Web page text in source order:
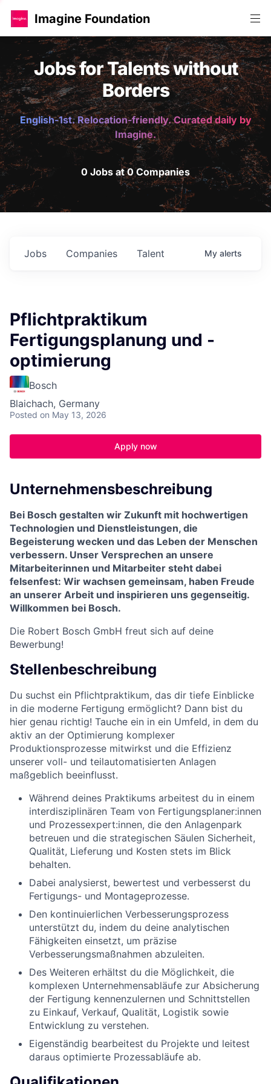
Imagine Foundation
Jobs for Talents without
Borders
English-1st. Relocation-friendly. Curated daily by
Imagine.
0 Jobs at 0 Companies
Jobs Companies Talent My alerts
Pflichtpraktikum
Fertigungsplanung und -
optimierung
Bosch
Blaichach, Germany
Posted on May 13, 2026
Apply now
Unternehmensbeschreibung
Bei Bosch gestalten wir Zukunft mit hochwertigen
Technologien und Dienstleistungen, die
Begeisterung wecken und das Leben der Menschen
verbessern. Unser Versprechen an unsere
Mitarbeiterinnen und Mitarbeiter steht dabei
felsenfest: Wir wachsen gemeinsam, haben Freude
an unserer Arbeit und inspirieren uns gegenseitig.
Willkommen bei Bosch.
Die Robert Bosch GmbH freut sich auf deine
Bewerbung!
Stellenbeschreibung
Du suchst ein Pflichtpraktikum, das dir tiefe Einblicke
in die moderne Fertigung ermöglicht? Dann bist du
hier genau richtig! Tauche ein in ein Umfeld, in dem du
aktiv an der Optimierung komplexer
Produktionsprozesse mitwirkst und die Effizienz
unserer voll- und teilautomatisierten Anlagen
maßgeblich beeinflusst.
Während deines Praktikums arbeitest du in einem
interdisziplinären Team von Fertigungsplaner:innen
und Prozessexpert:innen, die den Anlagenpark
betreuen und die strategischen Säulen Sicherheit,
Qualität, Lieferung und Kosten stets im Blick
behalten.
Dabei analysierst, bewertest und verbesserst du
Fertigungs- und Montageprozesse.
Den kontinuierlichen Verbesserungsprozess
unterstützt du, indem du deine analytischen
Fähigkeiten einsetzt, um präzise
Verbesserungsmaßnahmen abzuleiten.
Des Weiteren erhältst du die Möglichkeit, die
komplexen Unternehmensabläufe zur Absicherung
der Fertigung kennenzulernen und Schnittstellen
zu Einkauf, Verkauf, Qualität, Logistik sowie
Entwicklung zu verstehen.
Eigenständig bearbeitest du Projekte und leitest
daraus optimierte Prozessabläufe ab.